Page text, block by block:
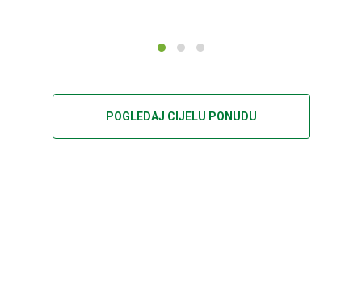
POGLEDAJ CIJELU PONUDU